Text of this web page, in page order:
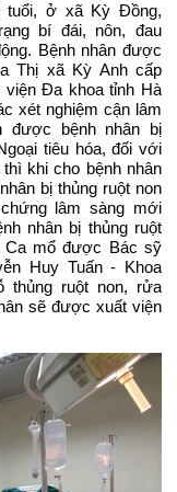
tuổi, ở xã Kỳ Đồng,
bí đái, nôn, đau
Bệnh nhân được
Thị xã Kỳ Anh cấp
Đa khoa tỉnh Hà
xét nghiệm cận lâm
được bệnh nhân bị
tiêu hóa, đối với
khi cho bệnh nhân
bị thủng ruột non
lâm sàng mới
nhân bị thủng ruột
Ca mổ được Bác sỹ
Huy Tuấn - Khoa
thủng ruột non, rửa
sẽ được xuất viện